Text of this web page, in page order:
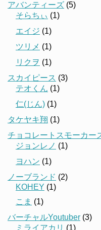
アバンティーズ (5)
そらちぃ (1)
エイジ (1)
ツリメ (1)
リクヲ (1)
スカイピース (3)
テオくん (1)
仁(じん) (1)
タケヤキ翔 (1)
チョコレートスモーカー
ジョンレノ (1)
ヨハン (1)
ノーブランド (2)
KOHEY (1)
こま (1)
バーチャルYoutuber (3)
ミライアカリ (1)